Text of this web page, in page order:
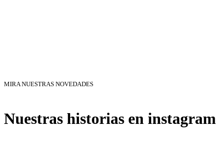
MIRA NUESTRAS NOVEDADES
Nuestras historias en instagram